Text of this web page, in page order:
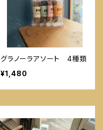
グラノーラアソート 4種類
¥1,480